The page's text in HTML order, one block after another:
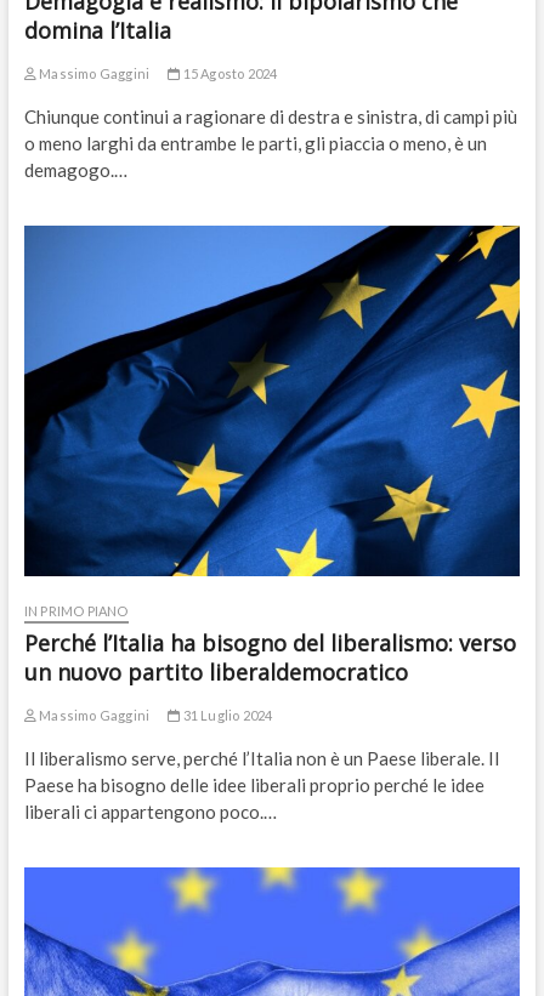
domina l’Italia
Massimo Gaggini 15 Agosto 2024
Chiunque continui a ragionare di destra e sinistra, di campi più
o meno larghi da entrambe le parti, gli piaccia o meno, è un
demagogo.…
IN PRIMO PIANO
Perché l’Italia ha bisogno del liberalismo: verso
un nuovo partito liberaldemocratico
Massimo Gaggini 31 Luglio 2024
Il liberalismo serve, perché l’Italia non è un Paese liberale. Il
Paese ha bisogno delle idee liberali proprio perché le idee
liberali ci appartengono poco.…